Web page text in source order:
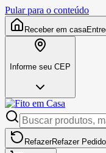
Pular para o conteúdo
Receber em casa
Informe seu CEP
RefazerRefazer Pedido